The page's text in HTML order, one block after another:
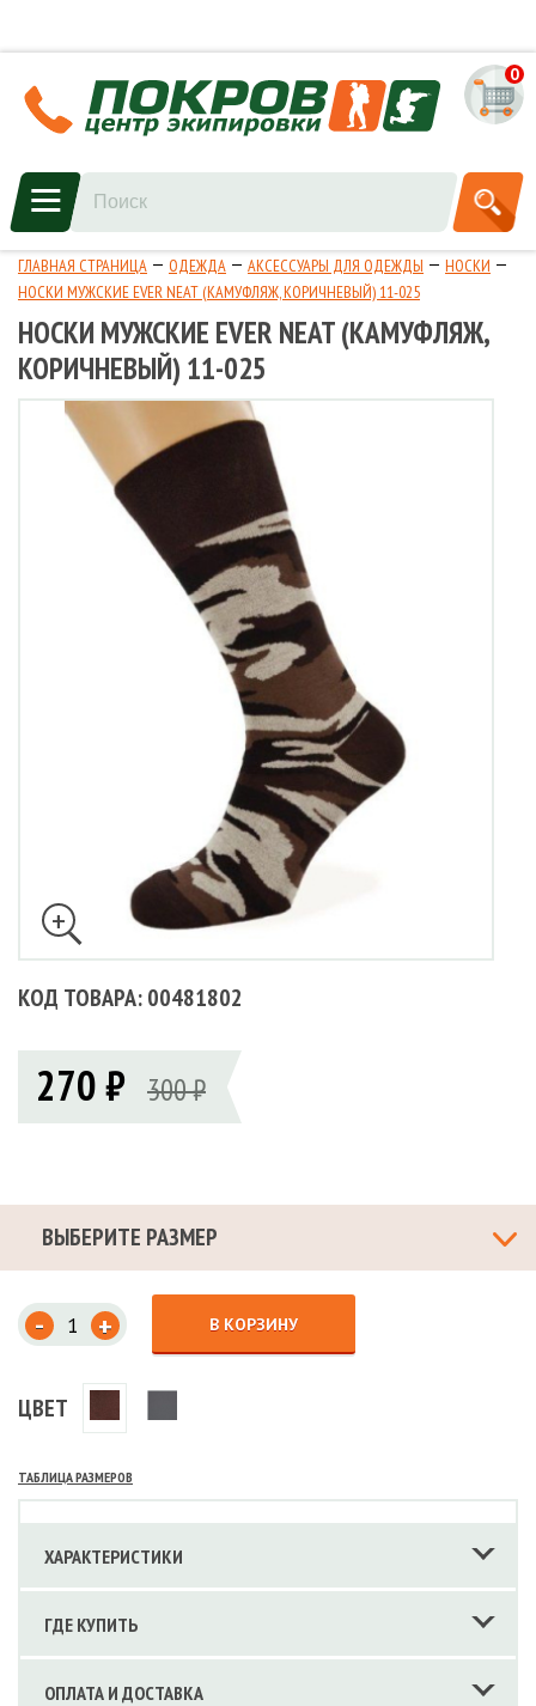
0
ГЛАВНАЯ СТРАНИЦА ОДЕЖДА АКСЕССУАРЫ ДЛЯ ОДЕЖДЫ
НОСКИ
НОСКИ МУЖСКИЕ EVER NEAT (КАМУФЛЯЖ, КОРИЧНЕВЫЙ) 11-025
НОСКИ МУЖСКИЕ EVER NEAT (КАМУФЛЯЖ,
КОРИЧНЕВЫЙ) 11-025
КОД ТОВАРА: 00481802
270 ₽ 300 ₽
ВЫБЕРИТЕ РАЗМЕР
- + В КОРЗИНУ
ЦВЕТ
ТАБЛИЦА РАЗМЕРОВ
ХАРАКТЕРИСТИКИ
ГДЕ КУПИТЬ
ОПЛАТА И ДОСТАВКА